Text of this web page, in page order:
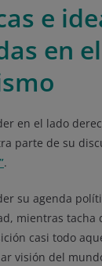
e
en el
en el lado
parte de su
.
su agenda
mientras tacha
casi todo
visión del